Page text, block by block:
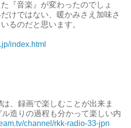
『音楽』が変わったのでしょ
けではない、暖かみさえ加味さ
るのだと思います。
index.html
、録画で楽しむことが出来ま
造りの過程も分かって楽しい内
channel/rkk-radio-33-jpn